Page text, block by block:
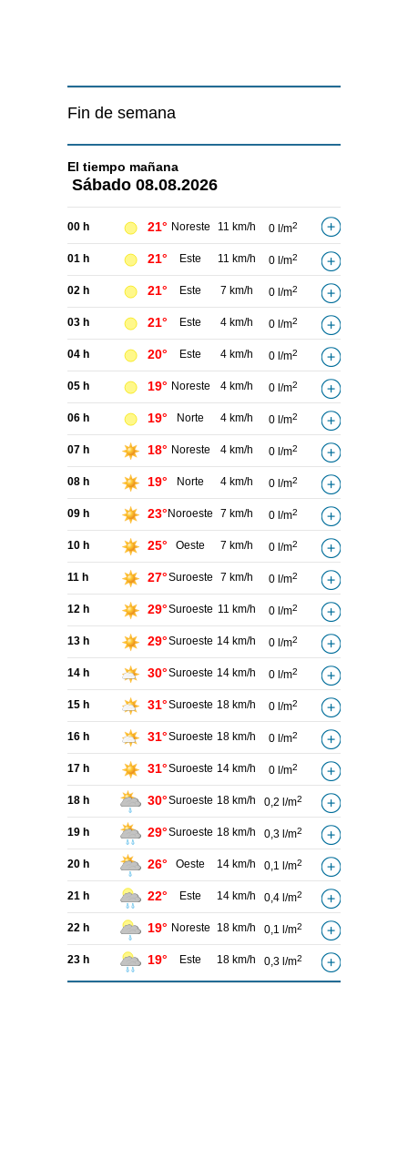
Fin de semana
El tiempo mañana
Sábado 08.08.2026
00 h 21° Noreste 11 km/h 0 l/m2
01 h 21° Este 11 km/h 0 l/m2
02 h 21° Este 7 km/h 0 l/m2
03 h 21° Este 4 km/h 0 l/m2
04 h 20° Este 4 km/h 0 l/m2
05 h 19° Noreste 4 km/h 0 l/m2
06 h 19° Norte 4 km/h 0 l/m2
07 h 18° Noreste 4 km/h 0 l/m2
08 h 19° Norte 4 km/h 0 l/m2
09 h 23° Noroeste 7 km/h 0 l/m2
10 h 25° Oeste 7 km/h 0 l/m2
11 h 27°Suroeste 7 km/h 0 l/m2
12 h 29°Suroeste 11 km/h 0 l/m2
13 h 29°Suroeste 14 km/h 0 l/m2
14 h 30°Suroeste 14 km/h 0 l/m2
15 h 31°Suroeste 18 km/h 0 l/m2
16 h 31°Suroeste 18 km/h 0 l/m2
17 h 31°Suroeste 14 km/h 0 l/m2
18 h 30°Suroeste 18 km/h 0,2 l/m2
19 h 29°Suroeste 18 km/h 0,3 l/m2
20 h 26° Oeste 14 km/h 0,1 l/m2
21 h 22° Este 14 km/h 0,4 l/m2
22 h 19° Noreste 18 km/h 0,1 l/m2
23 h 19° Este 18 km/h 0,3 l/m2